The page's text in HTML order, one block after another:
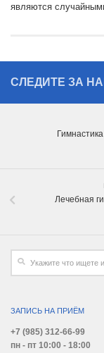
являются
СЛЕДИТЕ ЗА
Лечебная
ЗАПИСЬ НА ПРИЁМ
+7 (985) 312-66-99
пн - пт 10:00 - 18:00